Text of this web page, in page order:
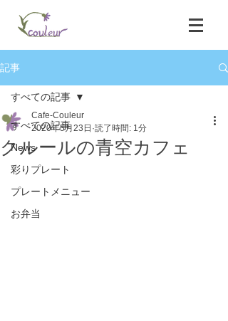
記事
すべての記事
News
彩りプレート
プレートメニュー
お弁当
すべての記事
クルールの青空カフェ
Cafe-Couleur
2020年5月23日 読了時間: 1分